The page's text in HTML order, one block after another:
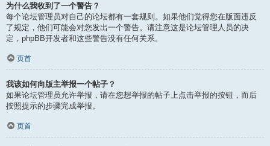
为什么我收到了一个警告？
每个论坛管理员对自己的论坛都有一套规则。如果他们觉得您在版面违反
了规定，他们可能会对您发出一个警告。请注意这是论坛管理人员的决
定，phpBB开发者和这些警告没有任何关系。
页首
我该如何向版主举报一个帖子？
如果论坛管理员允许举报，请在您想举报的帖子上点击举报的按钮，而后
按照提示的步骤完成举报。
页首